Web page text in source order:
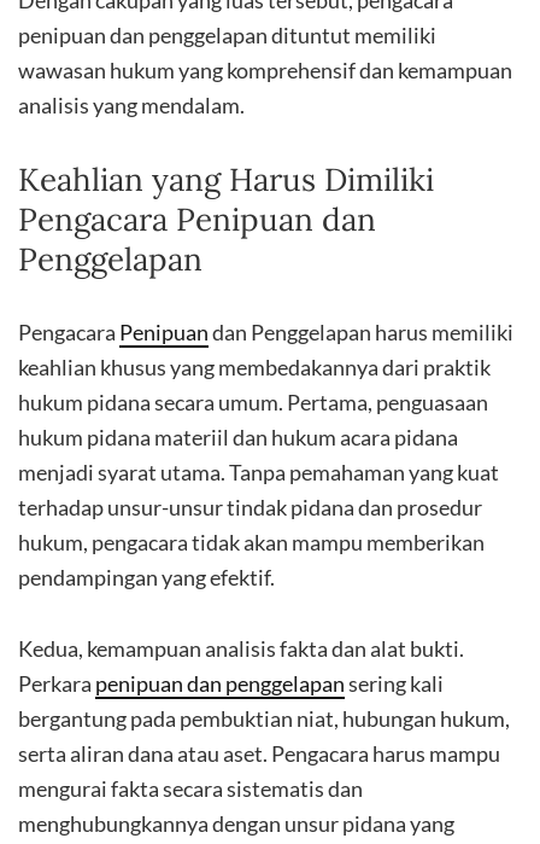
penipuan dan penggelapan dituntut memiliki
wawasan hukum yang komprehensif dan kemampuan
analisis yang mendalam.
Keahlian yang Harus Dimiliki
Pengacara Penipuan dan
Penggelapan
Pengacara Penipuandan Penggelapan harus memiliki
keahlian khusus yang membedakannya dari praktik
hukum pidana secara umum. Pertama, penguasaan
hukum pidana materiil dan hukum acara pidana
menjadi syarat utama. Tanpa pemahaman yang kuat
terhadap unsur-unsur tindak pidana dan prosedur
hukum, pengacara tidak akan mampu memberikan
pendampingan yang efektif.
Kedua, kemampuan analisis fakta dan alat bukti.
Perkara penipuan dan penggelapansering kali
bergantung pada pembuktian niat, hubungan hukum,
serta aliran dana atau aset. Pengacara harus mampu
mengurai fakta secara sistematis dan
menghubungkannya dengan unsur pidana yang